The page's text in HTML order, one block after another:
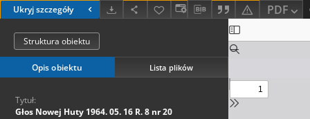
Ukryj szczegóły PDF
Struktura obiektu
Opis obiektu Lista plików
Tytuł:
Głos Nowej Huty 1964. 05. 16 R. 8 nr 20